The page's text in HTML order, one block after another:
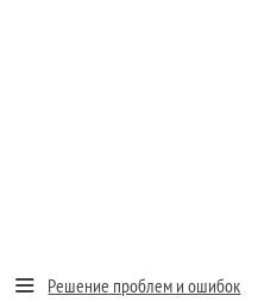
Решение проблем и ошибок